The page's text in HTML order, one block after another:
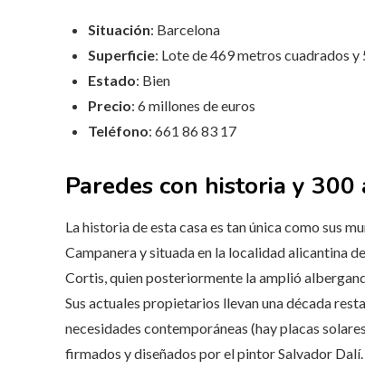
Situación: Barcelona
Superficie: Lote de 469 metros cuadrados
Estado: Bien
Precio: 6 millones de euros
Teléfono: 661 86 83 17
Paredes con historia y
La historia de esta casa es tan única como sus
Campanera y situada en la localidad alicantina
Cortis, quien posteriormente la amplió
Sus actuales propietarios llevan una década
necesidades contemporáneas (hay placas
firmados y diseñados por el pintor Salvador